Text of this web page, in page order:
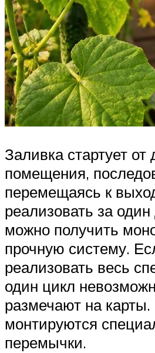
Заливка стартует от
помещения,
перемещаясь к
реализовать за один
можно получить
прочную систему.
реализовать весь
один цикл
размечают на
монтируются
перемычки.